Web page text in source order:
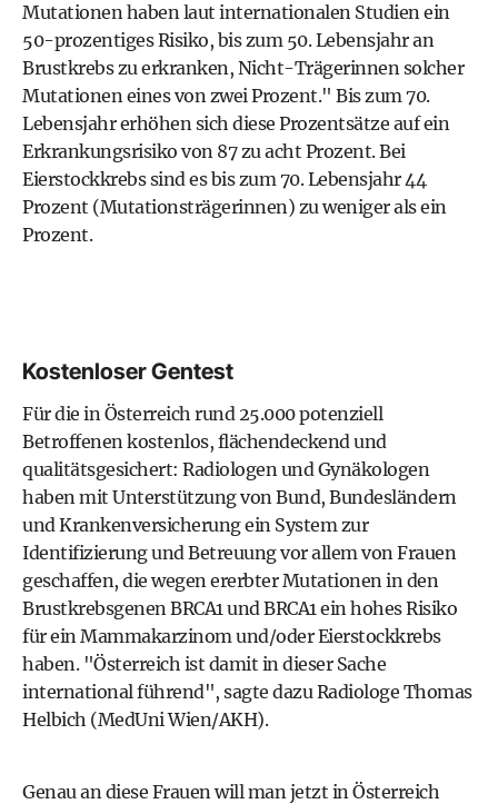
Mutationen haben laut internationalen Studien ein
50-prozentiges Risiko, bis zum 50. Lebensjahr an
Brustkrebs zu erkranken, Nicht-Trägerinnen solcher
Mutationen eines von zwei Prozent." Bis zum 70.
Lebensjahr erhöhen sich diese Prozentsätze auf ein
Erkrankungsrisiko von 87 zu acht Prozent. Bei
Eierstockkrebs sind es bis zum 70. Lebensjahr 44
Prozent (Mutationsträgerinnen) zu weniger als ein
Prozent.
Kostenloser Gentest
Für die in Österreich rund 25.000 potenziell
Betroffenen kostenlos, flächendeckend und
qualitätsgesichert: Radiologen und Gynäkologen
haben mit Unterstützung von Bund, Bundesländern
und Krankenversicherung ein System zur
Identifizierung und Betreuung vor allem von Frauen
geschaffen, die wegen ererbter Mutationen in den
Brustkrebsgenen BRCA1 und BRCA1 ein hohes Risiko
für ein Mammakarzinom und/oder Eierstockkrebs
haben. "Österreich ist damit in dieser Sache
international führend", sagte dazu Radiologe Thomas
Helbich (MedUni Wien/AKH).
Genau an diese Frauen will man jetzt in Österreich